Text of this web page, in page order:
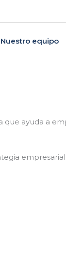
Nuestro equipo
ayuda a